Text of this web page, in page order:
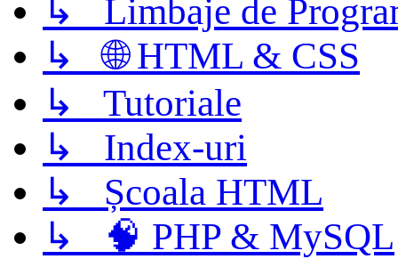
↳ Limbaje de
↳ 🌐 HTML & CSS
↳ Tutoriale
↳ Index-uri
↳ Școala HTML
↳ 🧠 PHP & MySQL